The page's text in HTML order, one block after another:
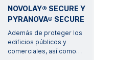
NOVOLAY® SECURE Y
PYRANOVA® SECURE
Además de proteger los
edificios públicos y
comerciales, así como…